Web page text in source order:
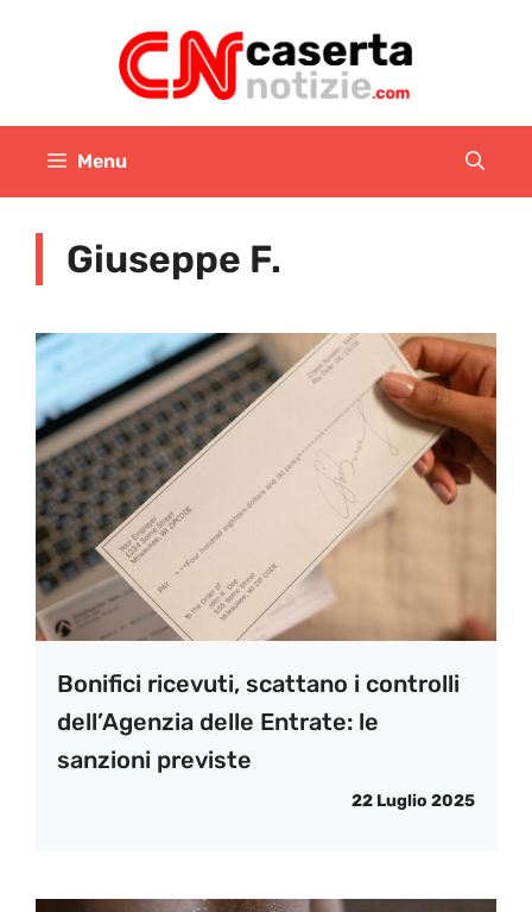
Menu
Giuseppe F.
Bonifici ricevuti, scattano i controlli
dell’Agenzia delle Entrate: le
sanzioni previste
22 Luglio 2025